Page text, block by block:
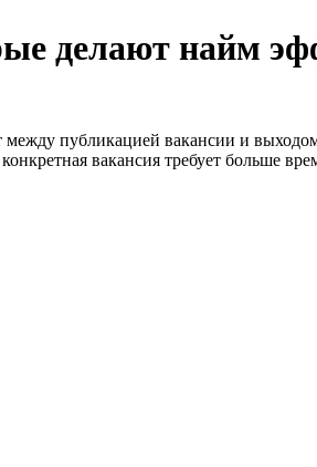
делают найм
публикацией вакансии и
вакансия требует больше